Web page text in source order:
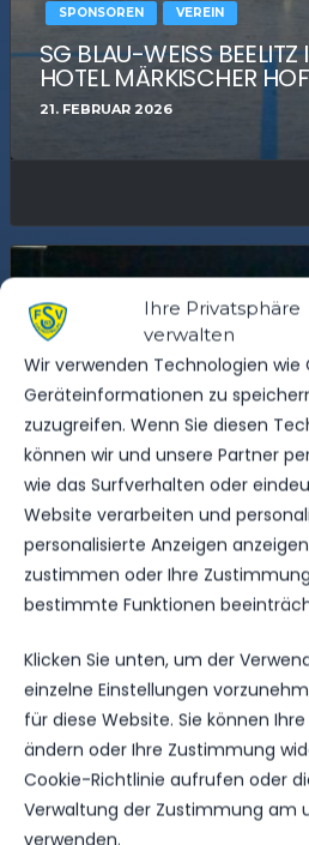
Ihre Privatsphäre
verwalten
Wir verwenden Technologien wie
Geräteinformationen zu
zuzugreifen. Wenn Sie diesen
können wir und unsere Partner
wie das Surfverhalten oder
Website verarbeiten und
personalisierte Anzeigen
zustimmen oder Ihre
bestimmte Funktionen
Klicken Sie unten, um der
einzelne Einstellungen
für diese Website. Sie können
ändern oder Ihre Zustimmung
Cookie-Richtlinie aufrufen oder
Verwaltung der Zustimmung am
verwenden.
SPONSOREN VEREIN
SG BLAU-WEISS BEELITZ
OTEL MÄRKISCHER
21. FEBRUAR 2026
1.MÄNNER SCHIEDSRICHTER
INTERNES TESTSPIEL
LICHTENBERG 47